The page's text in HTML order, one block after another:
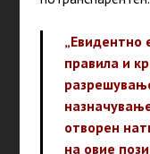
„Евидентно
правила и
отворен
на овие